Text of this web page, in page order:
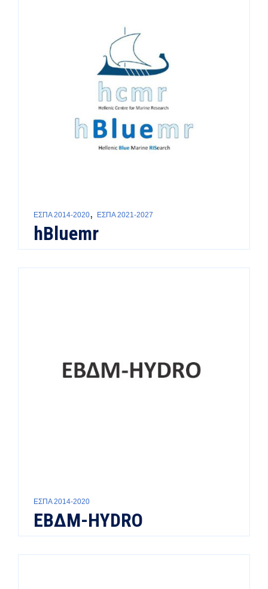
ΕΣΠΑ 2014-2020, ΕΣΠΑ 2021-2027
hBluemr
ΕΣΠΑ 2014-2020
ΕΒΔΜ-HYDRO